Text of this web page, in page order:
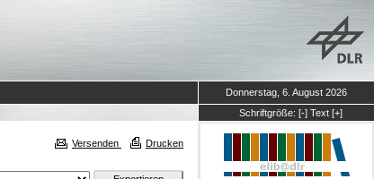
Donnerstag, 6. August 2026
Schriftgröße: [-] Text [+]
Versenden Drucken